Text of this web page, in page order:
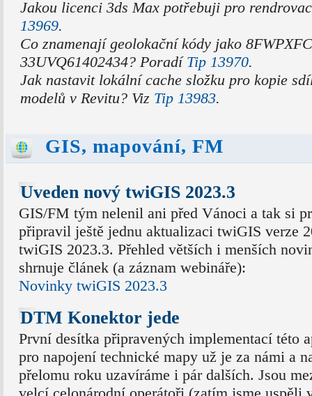
Jakou licenci 3ds Max potřebuji pro
13969.
Co znamenají geolokační kódy jako
33UVQ61402434? Poradí Tip 13970.
Jak nastavit lokální cache složku pro kopie
modelů v Revitu? Viz Tip 13983.
GIS, mapování, FM
Uveden nový twiGIS 2023.3
GIS/FM tým nelenil ani před Vánoci a tak si
připravil ještě jednu aktualizaci twiGIS verze
twiGIS 2023.3. Přehled větších i menších
shrnuje článek (a záznam webináře):
Novinky twiGIS 2023.3
DTM Konektor jede
První desítka připravených implementací této
pro napojení technické mapy už je za námi a
přelomu roku uzavíráme i pár dalších. Jsou
velcí celonárodní operátoři (zatím jsme uspěli